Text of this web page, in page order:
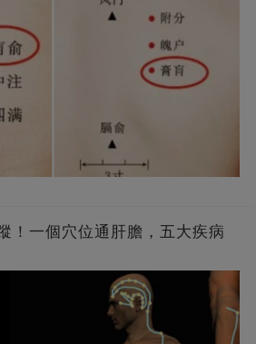
！一個穴位通肝膽，五大疾病